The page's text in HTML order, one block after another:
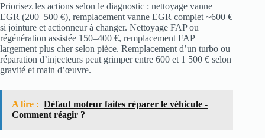
Priorisez les actions selon le diagnostic : nettoyage vanne
EGR (200–500 €), remplacement vanne EGR complet ~600 €
si jointure et actionneur à changer. Nettoyage FAP ou
régénération assistée 150–400 €, remplacement FAP
largement plus cher selon pièce. Remplacement d’un turbo ou
réparation d’injecteurs peut grimper entre 600 et 1 500 € selon
gravité et main d’œuvre.
A lire : Défaut moteur faites réparer le véhicule -
Comment réagir ?